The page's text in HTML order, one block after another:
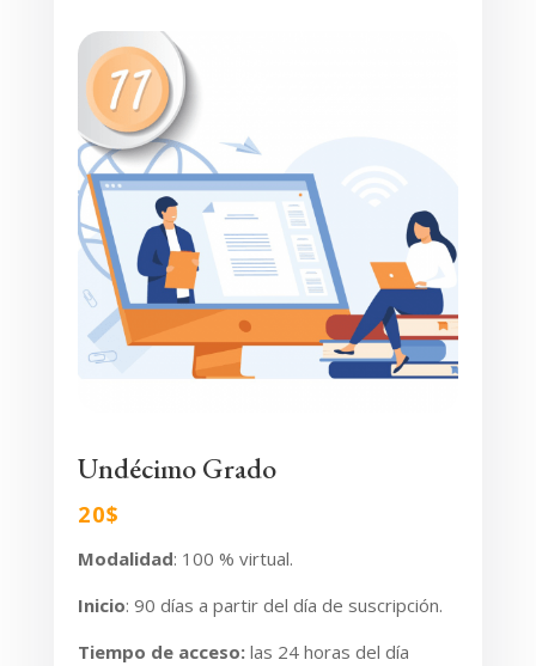
Undécimo Grado
20$
Modalidad: 100 % virtual.
Inicio: 90 días a partir del día de suscripción.
Tiempo de acceso: las 24 horas del día